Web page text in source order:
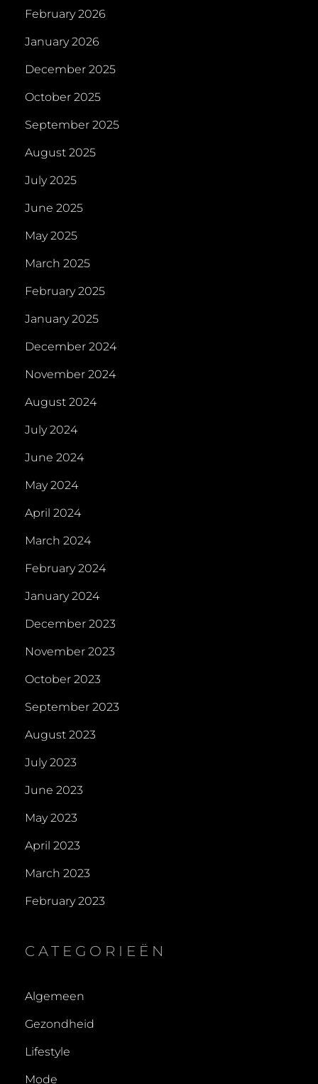
February 2026
January 2026
December 2025
October 2025
September 2025
August 2025
July 2025
June 2025
May 2025
March 2025
February 2025
January 2025
December 2024
November 2024
August 2024
July 2024
June 2024
May 2024
April 2024
March 2024
February 2024
January 2024
December 2023
November 2023
October 2023
September 2023
August 2023
July 2023
June 2023
May 2023
April 2023
March 2023
February 2023
CATEGORIEËN
Algemeen
Gezondheid
Lifestyle
Mode